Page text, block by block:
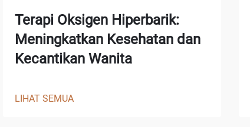
Terapi Oksigen Hiperbarik:
Meningkatkan Kesehatan dan
Kecantikan Wanita
LIHAT SEMUA